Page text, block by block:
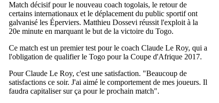
Match décisif pour le nouveau coach togolais, le retour de
certains internationaux et le déplacement du public sportif ont
galvanisé les Éperviers. Matthieu Dossevi réussit l'exploit à la
20e minute en marquant le but de la victoire du Togo.
Ce match est un premier test pour le coach Claude Le Roy, qui a
l'obligation de qualifier le Togo pour la Coupe d'Afrique 2017.
Pour Claude Le Roy, c'est une satisfaction. "Beaucoup de
satisfactions ce soir. J'ai aimé le comportement de mes joueurs. Il
faudra capitaliser sur ça pour le prochain match".